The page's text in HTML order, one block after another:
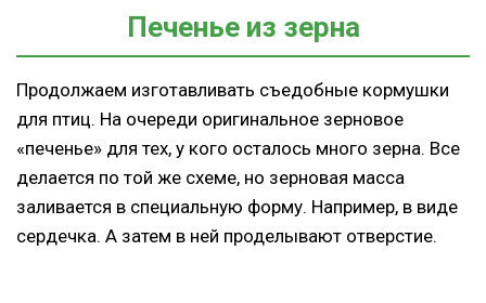
Печенье из зерна
Продолжаем изготавливать съедобные кормушки
для птиц. На очереди оригинальное зерновое
«печенье» для тех, у кого осталось много зерна. Все
делается по той же схеме, но зерновая масса
заливается в специальную форму. Например, в виде
сердечка. А затем в ней проделывают отверстие.